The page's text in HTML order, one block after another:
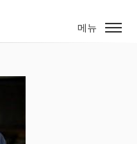
메뉴